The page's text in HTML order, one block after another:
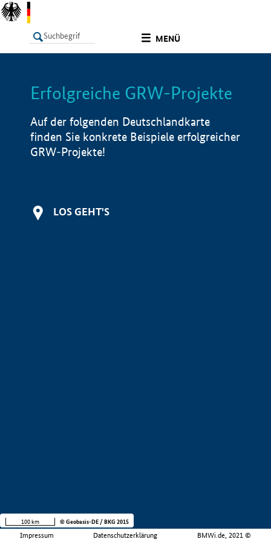
MENÜ
LISTE Info
Erfolgreiche GRW-Projekte
Auf der folgenden Deutschlandkarte
finden Sie konkrete Beispiele erfolgreicher
GRW-Projekte!
LOS GEHT'S
Impressum Datenschutzerklärung BMWi.de, 2021 ©
100 km © Geobasis-DE / BKG 2015